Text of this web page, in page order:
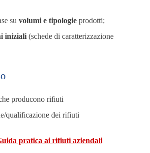
su volumi e tipologie prodotti;
iniziali (schede di caratterizzazione
producono rifiuti
qualificazione dei rifiuti
pratica ai rifiuti aziendali